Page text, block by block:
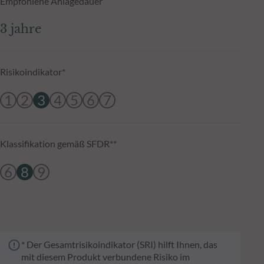
3 jahre
Risikoindikator*
1 2 3 4 5 6 7
Klassifikation gemäß SFDR**
6 8 9
* Der Gesamtrisikoindikator (SRI) hilft Ihnen, das
mit diesem Produkt verbundene Risiko im